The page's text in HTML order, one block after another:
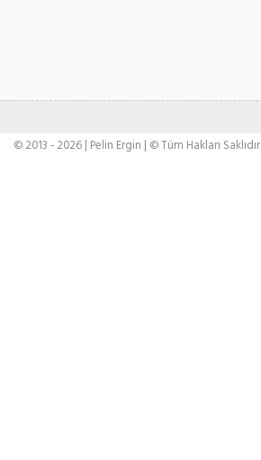
© 2013 - 2026 | Pelin Ergin | © Tüm Hakları Saklıdır